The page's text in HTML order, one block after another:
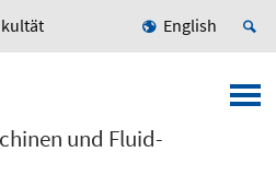
English
und Fluid-